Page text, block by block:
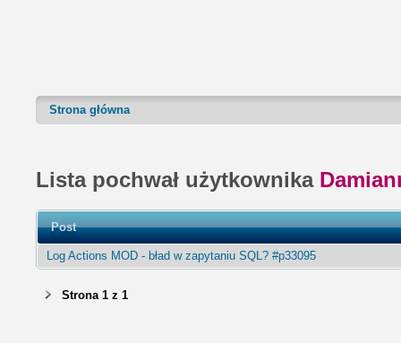
Strona główna
Lista pochwał użytkownika
Post
Log Actions MOD - bład w zapytaniu SQL? #p33095
Strona 1 z 1